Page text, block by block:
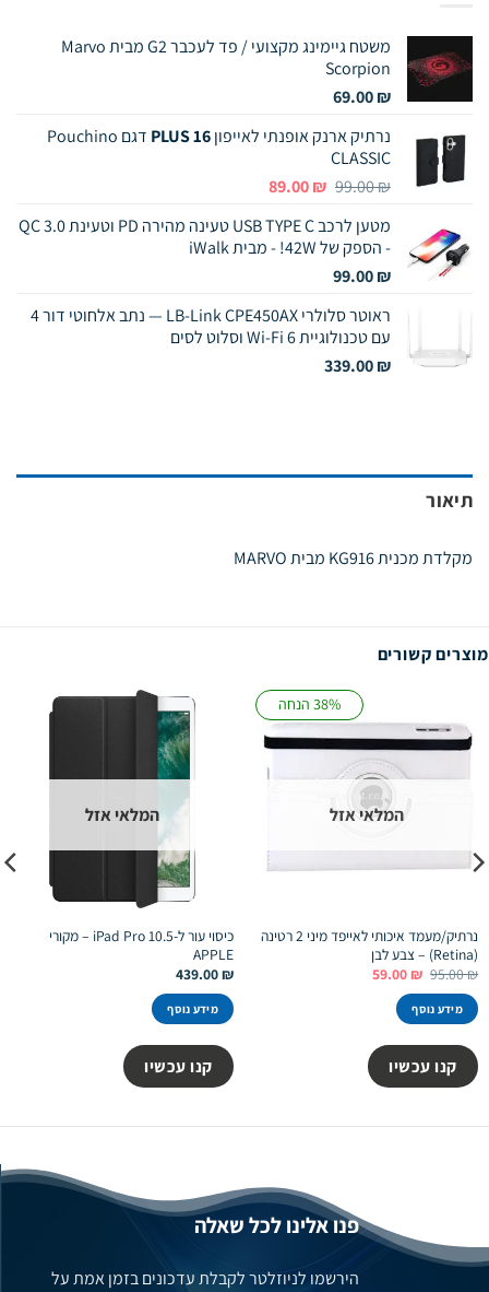
משטח גיימינג מקצועי / פד לעכבר G2 מבית Marvo
Scorpion
69.00₪
נרתיק ארנק אופנתי לאייפון16 PLUS
דגם Pouchino
CLASSIC
99.00₪
המחיר
היה:
99.00 ₪.
89.00₪
המחיר
הוא:
89.00 ₪.
מטען לרכב USB TYPE C טעינה מהירה PD וטעינת QC 3.0
- הספק של 42W! - מבית iWalk
99.00₪
ראוטר סלולרי LB-Link CPE450AX — נתב אלחוטי דור 4
עם טכנולוגיית Wi-Fi 6 וסלוט לסים
339.00₪
תיאור
מקלדת מכנית KG916 מבית MARVO
מוצרים קשורים
38% הנחה
המלאי אזל
נרתיק/מעמד איכותי לאייפד מיני 2 רטינה
(Retina) – צבע לבן
95.00₪ המחיר
היה:
95.00 ₪.
59.00₪ המחיר
מידע נוסף
קנו עכשיו
המלאי אזל
כיסוי עור ל-iPad Pro 10.5 – מקורי
APPLE
439.00₪
מידע נוסף
קנו עכשיו
פנו אלינו לכל שאלה
הירשמו לניוזלטר לקבלת עדכונים בזמן אמת על